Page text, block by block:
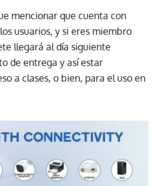
mencionar que cuenta con
usuarios, y si eres miembro
llegará al día siguiente
de entrega y así estar
a clases, o bien, para el uso en